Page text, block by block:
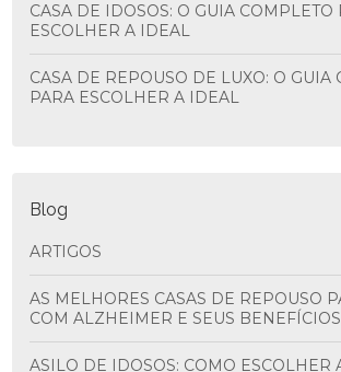
CASA DE IDOSOS: O GUIA COMPLETO PARA
ESCOLHER A IDEAL
CASA DE REPOUSO DE LUXO: O GUIA COMPLETO
PARA ESCOLHER A IDEAL
Blog
ARTIGOS
AS MELHORES CASAS DE REPOUSO PARA IDOSOS
COM ALZHEIMER E SEUS BENEFÍCIOS
ASILO DE IDOSOS: COMO ESCOLHER A MELHOR